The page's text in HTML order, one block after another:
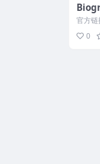
ress
官方
洁帮
人网站
0